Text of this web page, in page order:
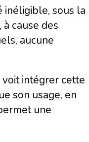
sous la
cause des
aucune
voit intégrer cette
son usage, en
une